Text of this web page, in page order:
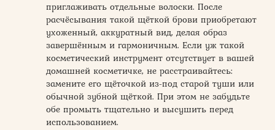
приглаживать отдельные волоски. После
расчёсывания такой щёткой брови приобретают
ухоженный, аккуратный вид, делая образ
завершённым и гармоничным. Если уж такой
косметический инструмент отсутствует в вашей
домашней косметичке, не расстраивайтесь:
замените его щёточкой из-под старой туши или
обычной зубной щёткой. При этом не забудьте
обе промыть тщательно и высушить перед
использованием.